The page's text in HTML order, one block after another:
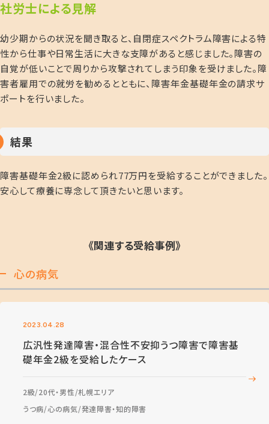
社労士による見解
幼少期からの状況を聞き取ると、自閉症スペクトラム障害による特
性から仕事や日常生活に大きな支障があると感じました。障害の
自覚が低いことで周りから攻撃されてしまう印象を受けました。障
害者雇用での就労を勧めるとともに、障害年金基礎年金の請求サ
ポートを行いました。
結果
障害基礎年金2級に認められ77万円を受給することができました。
安心して療養に専念して頂きたいと思います。
《関連する受給事例》
心の病気
2023.04.28
広汎性発達障害・混合性不安抑うつ障害で障害基
礎年金2級を受給したケース
2級 20代・男性 札幌エリア
うつ病 心の病気 発達障害・知的障害